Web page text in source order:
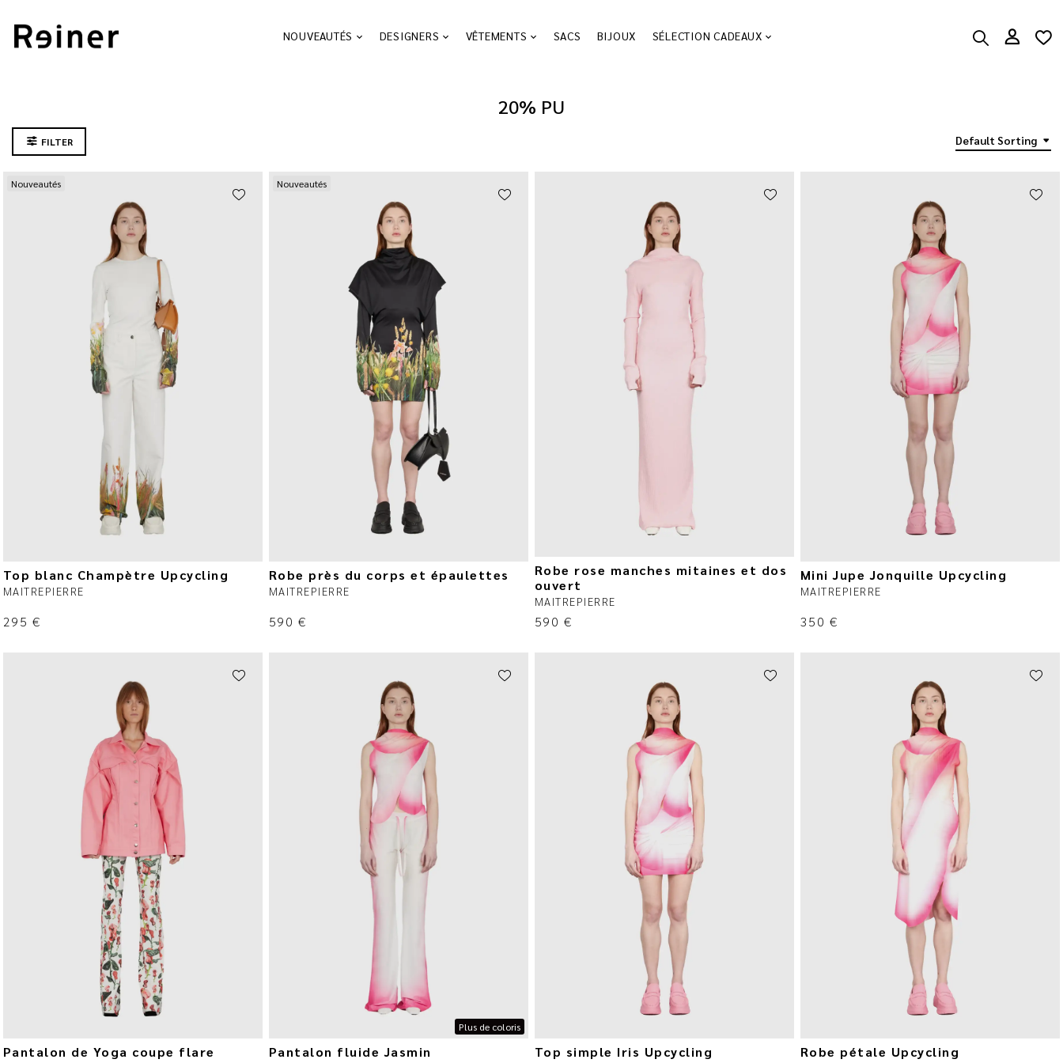
NOUVEAUTÉS DESIGNERS VÊTEMENTS SACS BIJOUX SÉLECTION CADEAUX
20% PU
FILTER Default Sorting
Nouveautés
Top blanc Champètre Upcycling
MAITREPIERRE
295 €
Nouveautés
Robe près du corps et épaulettes
MAITREPIERRE
590 €
Robe rose manches mitaines et dos
ouvert
MAITREPIERRE
590 €
Mini Jupe Jonquille Upcycling
MAITREPIERRE
350 €
Pantalon de Yoga coupe flare
Plus de coloris
Pantalon fluide Jasmin Top simple Iris Upcycling Robe pétale Upcycling